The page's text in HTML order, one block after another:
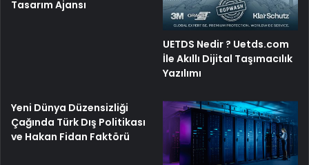
Tasarım Ajansı
UETDS Nedir ? Uetds.com
İle Akıllı Dijital Taşımacılık
Yazılımı
Yeni Dünya Düzensizliği
Çağında Türk Dış Politikası
ve Hakan Fidan Faktörü